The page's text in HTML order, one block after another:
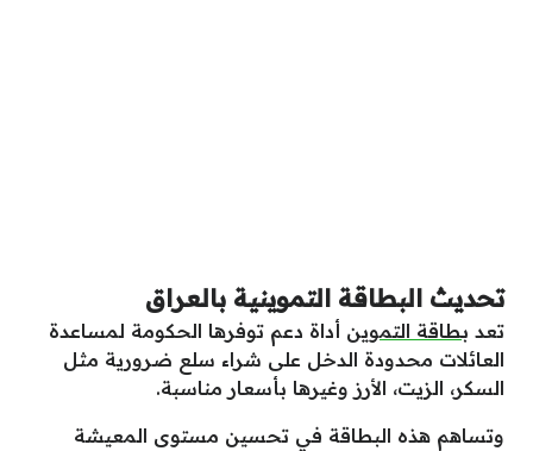
تحديث البطاقة التموينية بالعراق
تعد بطاقة التموين أداة دعم توفرها الحكومة لمساعدة
العائلات محدودة الدخل على شراء سلع ضرورية مثل
السكر، الزيت، الأرز وغيرها بأسعار مناسبة.
وتساهم هذه البطاقة في تحسين مستوى المعيشة